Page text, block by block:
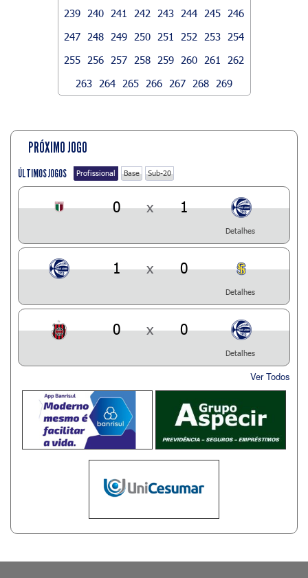
239
240 241 242 243 244 245
246
247
248 249 250 251 252 253
254
255
256 257 258 259 260 261
262
263
264 265 266 267 268 269
PRÓXIMO JOGO
ÚLTIMOS JOGOS Profissional Base Sub-20
0 x 1
Detalhes
1 x 0
Detalhes
0 x 0
Detalhes
Ver Todos